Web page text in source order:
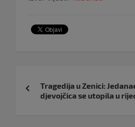
objava
Tragedija u Zenici:
djevojčica se utopila u